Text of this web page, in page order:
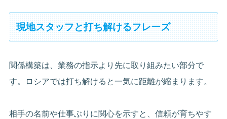
現地スタッフと打ち解けるフレーズ
関係構築は、業務の指示より先に取り組みたい部分で
す。ロシアでは打ち解けると一気に距離が縮まります。
相手の名前や仕事ぶりに関心を示すと、信頼が育ちやす